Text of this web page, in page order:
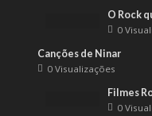
O Rock
0
Canções de Ninar
0 Visualizações
Filmes
0